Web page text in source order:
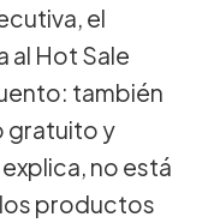
el
al Hot Sale
también
gratuito y
no está
productos